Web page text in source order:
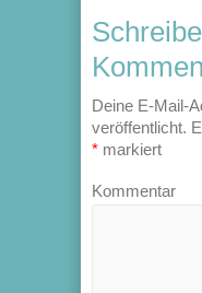
Deine E-Mail-
veröffentlicht.
* markiert
Kommentar